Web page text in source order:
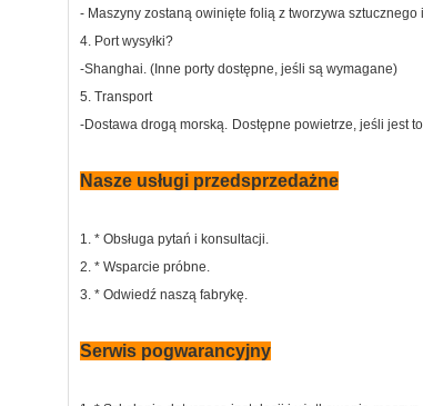
- Maszyny zostaną owinięte folią z tworzywa
4. Port wysyłki?
-Shanghai. (Inne porty dostępne, jeśli są wymagane)
5. Transport
-Dostawa drogą morską. Dostępne powietrze, jeśli jest
Nasze usługi przedsprzedażne
1. * Obsługa pytań i konsultacji.
2. * Wsparcie próbne.
3. * Odwiedź naszą fabrykę.
Serwis pogwarancyjny